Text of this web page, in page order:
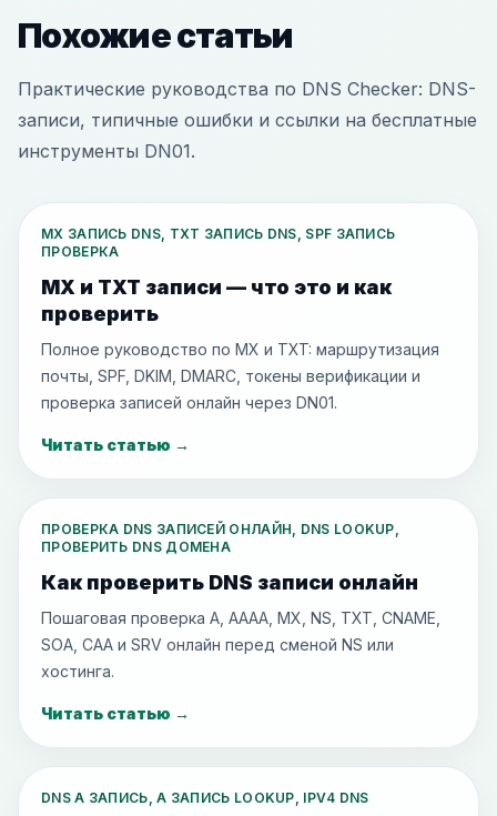
Похожие статьи
Практические руководства по DNS Checker: DNS-
записи, типичные ошибки и ссылки на бесплатные
инструменты DN01.
MX ЗАПИСЬ DNS, TXT ЗАПИСЬ DNS, SPF ЗАПИСЬ
ПРОВЕРКА
MX и TXT записи — что это и как
проверить
Полное руководство по MX и TXT: маршрутизация
почты, SPF, DKIM, DMARC, токены верификации и
проверка записей онлайн через DN01.
Читать статью →
ПРОВЕРКА DNS ЗАПИСЕЙ ОНЛАЙН, DNS LOOKUP,
ПРОВЕРИТЬ DNS ДОМЕНА
Как проверить DNS записи онлайн
Пошаговая проверка A, AAAA, MX, NS, TXT, CNAME,
SOA, CAA и SRV онлайн перед сменой NS или
хостинга.
Читать статью →
DNS A ЗАПИСЬ, A ЗАПИСЬ LOOKUP, IPV4 DNS